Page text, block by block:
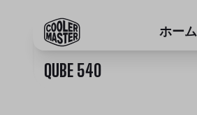
ホーム
QUBE 540